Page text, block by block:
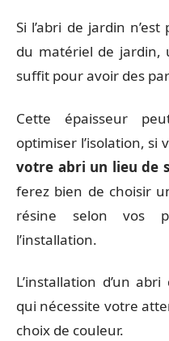
Si l’abri de jardin
du matériel de jardin,
suffit pour avoir des
Cette épaisseur
optimiser l’isolation,
votre abri un lieu de
ferez bien de choisir
résine selon vos
l’installation.
L’installation d’un
qui nécessite votre
choix de couleur.